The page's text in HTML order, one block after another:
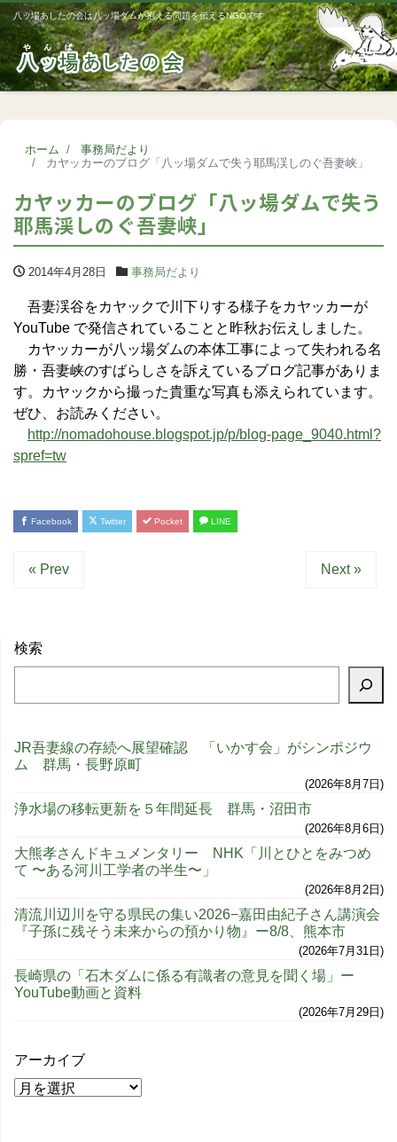
八ッ場あしたの会は八ッ場ダムが抱える問題を伝えるNGOです
ホーム
事務局だより
カヤッカーのブログ「八ッ場ダムで失う耶馬渓しのぐ吾妻峡」
カヤッカーのブログ「八ッ場ダムで失う
耶馬渓しのぐ吾妻峡」
2014年4月28日 事務局だより
吾妻渓谷をカヤックで川下りする様子をカヤッカーが
YouTube で発信されていることと昨秋お伝えしました。
カヤッカーが八ッ場ダムの本体工事によって失われる名
勝・吾妻峡のすばらしさを訴えているブログ記事がありま
す。カヤックから撮った貴重な写真も添えられています。
ぜひ、お読みください。
http://nomadohouse.blogspot.jp/p/blog-page_9040.html?
spref=tw
Facebook Twitter Pocket LINE
« Prev Next »
検索
JR吾妻線の存続へ展望確認 「いかす会」がシンポジウ
ム 群馬・長野原町
2026年8月7日
浄水場の移転更新を５年間延長 群馬・沼田市
2026年8月6日
大熊孝さんドキュメンタリー NHK「川とひとをみつめ
て 〜ある河川工学者の半生〜」
2026年8月2日
清流川辺川を守る県民の集い2026−嘉田由紀子さん講演会
『子孫に残そう未来からの預かり物』ー8/8、熊本市
2026年7月31日
長崎県の「石木ダムに係る有識者の意見を聞く場」ー
YouTube動画と資料
2026年7月29日
アーカイブ